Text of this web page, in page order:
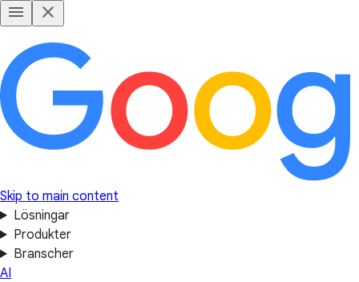
Skip to main content
Lösningar
Produkter
Branscher
AI